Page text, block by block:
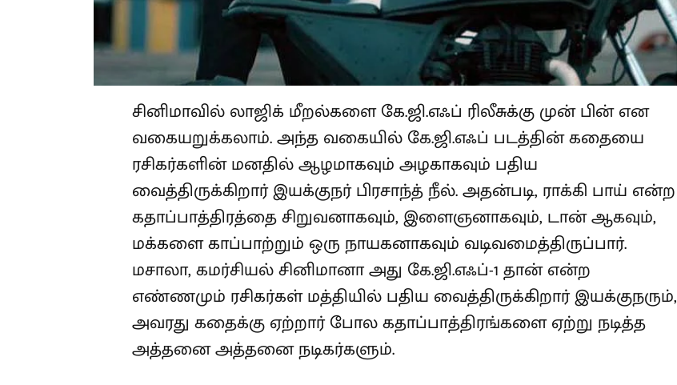
சினிமாவில் லாஜிக் மீறல்களை கே.ஜி.எஃப் ரிலீசுக்கு முன் பின் என
வகையறுக்கலாம். அந்த வகையில் கே.ஜி.எஃப் படத்தின் கதையை
ரசிகர்களின் மனதில் ஆழமாகவும் அழகாகவும் பதிய
வைத்திருக்கிறார் இயக்குநர் பிரசாந்த் நீல். அதன்படி, ராக்கி பாய் என்ற
கதாப்பாத்திரத்தை சிறுவனாகவும், இளைஞனாகவும், டான் ஆகவும்,
மக்களை காப்பாற்றும் ஒரு நாயகனாகவும் வடிவமைத்திருப்பார்.
மசாலா, கமர்சியல் சினிமானா அது கே.ஜி.எஃப்-1 தான் என்ற
எண்ணமும் ரசிகர்கள் மத்தியில் பதிய வைத்திருக்கிறார் இயக்குநரும்,
அவரது கதைக்கு ஏற்றார் போல கதாப்பாத்திரங்களை ஏற்று நடித்த
அத்தனை அத்தனை நடிகர்களும்.